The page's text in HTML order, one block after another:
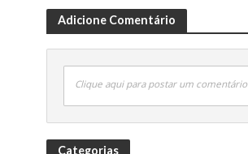
Adicione Comentário
Clique aqui para postar um comentário
Categorias